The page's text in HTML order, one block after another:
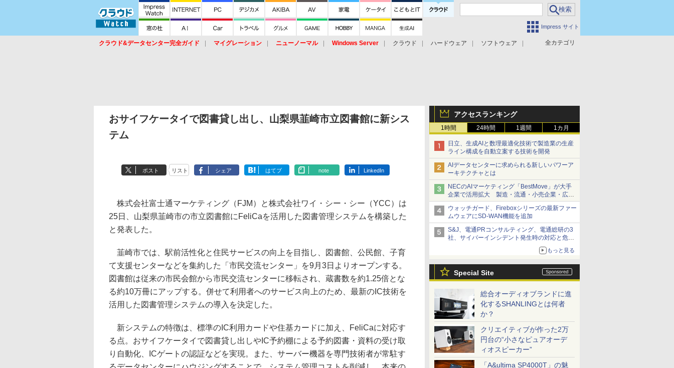
Impress サイト
全カテゴリ
クラウド&データセンター完全ガイド マイグレーション ニューノーマル Windows Server クラウド ハードウェア
ソフトウェア
アクセスランキング
1時間 24時間 1週間 1カ月
日立、生成AIと数理最適化技術で製造業の生産
ライン構成を自動立案する技術を開発
AIデータセンターに求められる新しいパワーア
ーキテクチャとは
NECのAIマーケティング「BestMove」が大手
企業で活用拡大 製造・流通・小売企業・広告
代理店などが実装フェーズへ
ウォッチガード、Fireboxシリーズの最新ファー
ムウェアにSD-WAN機能を追加
S&J、電通PRコンサルティング、電通総研の3
社、サイバーインシデント発生時の対応と危機
管理広報を一体的に訓練するプログラムを提供
もっと見る
Special Site
総合オーディオブランドに進
化するSHANLINGとは何者
か？
クリエイティブが作った2万
円台の“小さなピュアオーデ
ィオスピーカー”
「A&ultima SP4000T」の魅
おサイフケータイで図書貸し出し、山梨県韮崎市立図書館に新シス
テム
ポスト リスト シェア はてブ note LinkedIn
株式会社富士通マーケティング（FJM）と株式会社ワイ・シー・シー（YCC）は
25日、山梨県韮崎市の市立図書館にFeliCaを活用した図書管理システムを構築した
と発表した。
韮崎市では、駅前活性化と住民サービスの向上を目指し、図書館、公民館、子育
て支援センターなどを集約した「市民交流センター」を9月3日よりオープンする。
図書館は従来の市民会館から市民交流センターに移転され、蔵書数を約1.25倍とな
る約10万冊にアップする。併せて利用者へのサービス向上のため、最新のIC技術を
活用した図書管理システムの導入を決定した。
新システムの特徴は、標準のIC利用カードや住基カードに加え、FeliCaに対応す
る点。おサイフケータイで図書貸し出しやIC予約棚による予約図書・資料の受け取
り自動化、ICゲートの認証などを実現。また、サーバー機器を専門技術者が常駐す